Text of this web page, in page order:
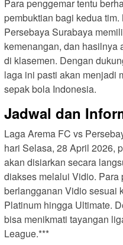
Para penggemar tentu
pembuktian bagi kedua
Persebaya Surabaya
kemenangan, dan hasilnya
di klasemen. Dengan
laga ini pasti akan menjadi
sepak bola Indonesia.
Jadwal dan
Laga Arema FC vs
hari Selasa, 28 April 2026,
akan disiarkan secara
diakses melalui Vidio. Para
berlangganan Vidio sesuai
Platinum hingga Ultimate.
bisa menikmati tayangan
League.***